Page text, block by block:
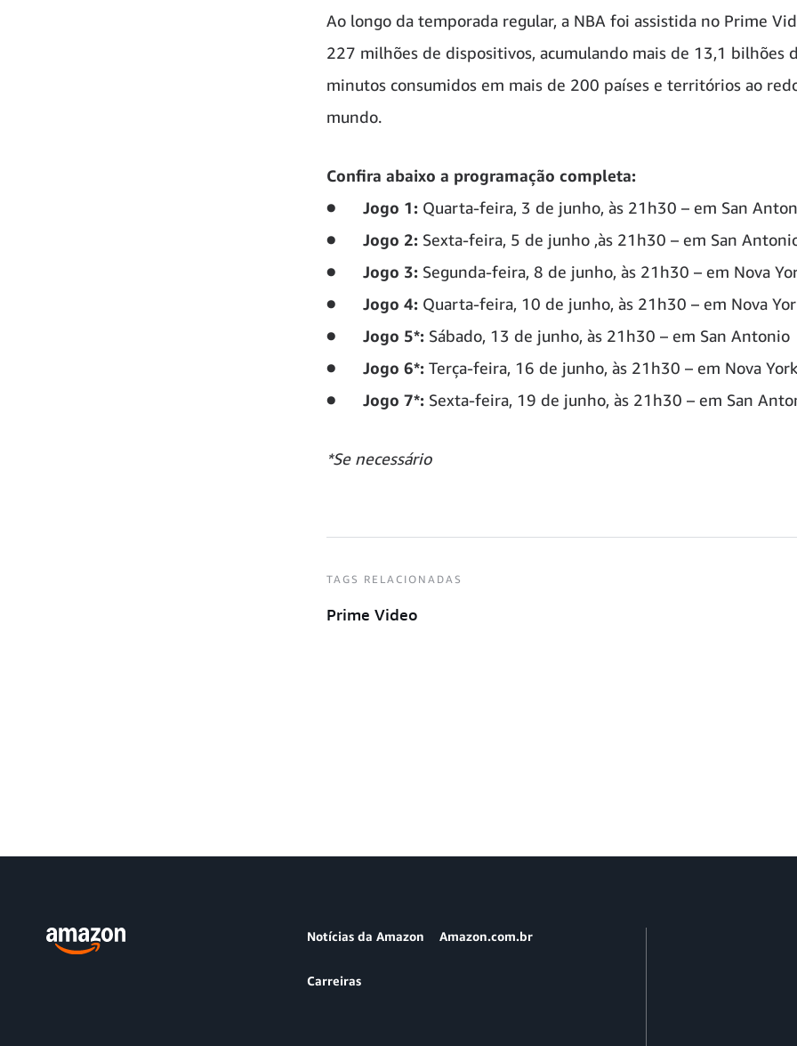
Ao longo da temporada regular, a NBA foi assistida no Prime
227 milhões de dispositivos, acumulando mais de 13,1 bilhões
minutos consumidos em mais de 200 países e territórios ao
mundo.
Confira abaixo a programação completa:
● Jogo 1: Quarta-feira, 3 de junho, às 21h30 – em San
● Jogo 2: Sexta-feira, 5 de junho ,às 21h30 – em San
● Jogo 3: Segunda-feira, 8 de junho, às 21h30 – em Nova
● Jogo 4: Quarta-feira, 10 de junho, às 21h30 – em Nova
● Jogo 5*: Sábado, 13 de junho, às 21h30 – em San Antonio
● Jogo 6*: Terça-feira, 16 de junho, às 21h30 – em Nova York
● Jogo 7*: Sexta-feira, 19 de junho, às 21h30 – em San
*Se necessário
TAGS RELACIONADAS
Prime Video
Notícias da Amazon Amazon.com.br
Carreiras